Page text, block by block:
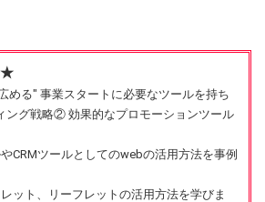
★
める" 事業スタートに必要なツールを持ち
ング戦略② 効果的なプロモーションツール
CRMツールとしてのwebの活用方法を事例
ット、リーフレットの活用方法を学びま